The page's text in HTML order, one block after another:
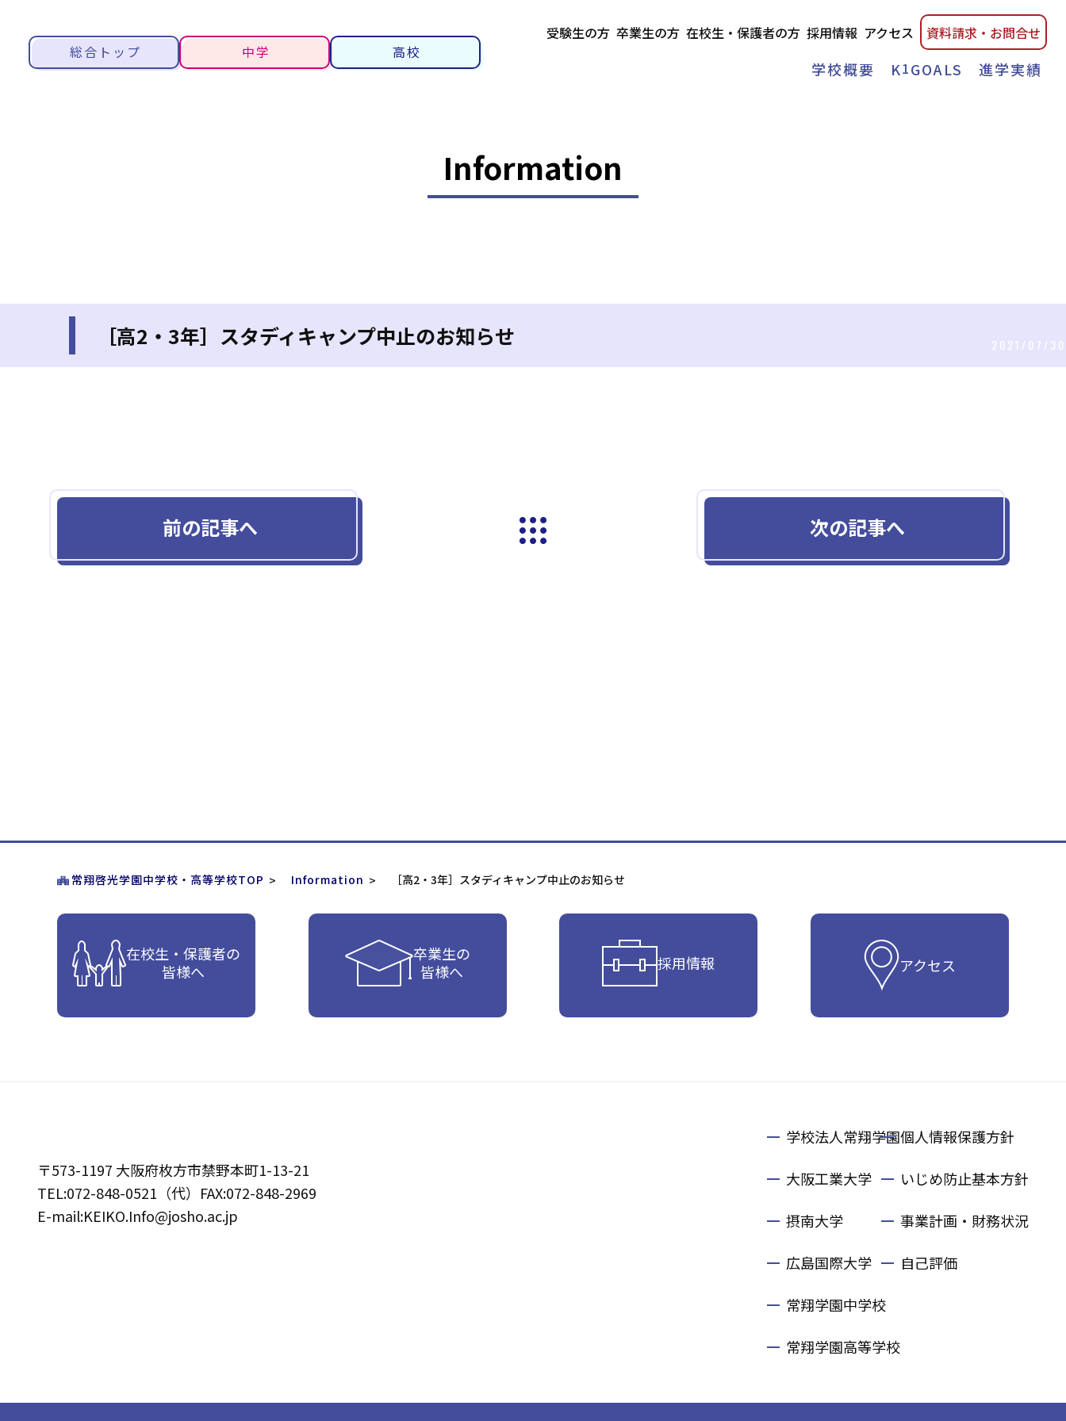
総合トップ 中学 高校
受験生の方 卒業生の方 在校生・保護者の方 採用情報 アクセス 資料請求・ お問合せ
学校概要 K1GOALS 進学実績
Information
［高2・3年］スタディキャンプ中止のお知らせ 2021/07/30
前の記事へ 次の記事へ
常翔啓光学園中学校・高等学校TOP Information ［高2・3年］スタディキャンプ中止のお知らせ
在校生・保護者の
皆様へ
卒業生の
皆様へ
採用情報 アクセス
〒573-1197 大阪府枚方市禁野本町1-13-21
TEL:072-848-0521（代）FAX:072-848-2969
E-mail:KEIKO.Info@josho.ac.jp
学校法人常翔学園
大阪工業大学
摂南大学
広島国際大学
常翔学園中学校
常翔学園高等学校
個人情報保護方針
いじめ防止基本方針
事業計画・財務状況
自己評価